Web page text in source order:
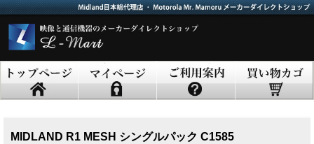
MIDLAND R1 MESH シングルパック C1585